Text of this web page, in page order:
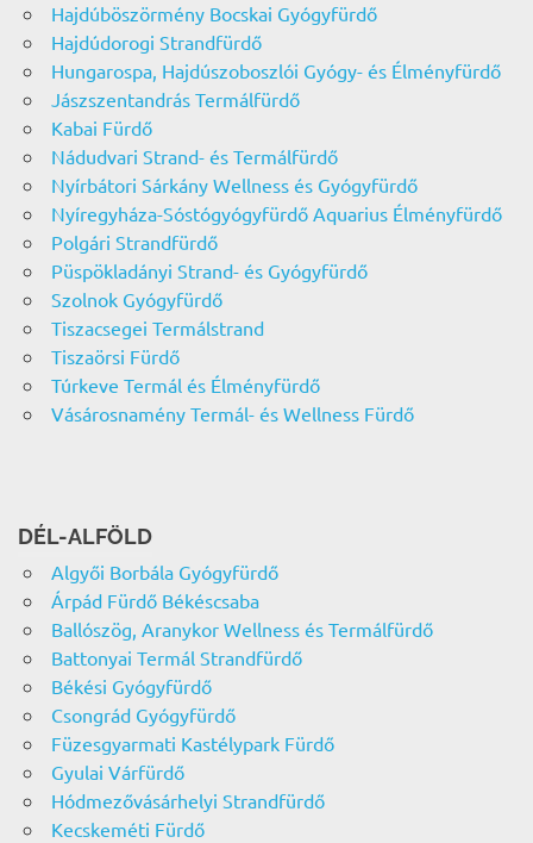
Hajdúböszörmény Bocskai Gyógyfürdő
Hajdúdorogi Strandfürdő
Hungarospa, Hajdúszoboszlói Gyógy- és Élményfürdő
Jászszentandrás Termálfürdő
Kabai Fürdő
Nádudvari Strand- és Termálfürdő
Nyírbátori Sárkány Wellness és Gyógyfürdő
Nyíregyháza-Sóstógyógyfürdő Aquarius Élményfürdő
Polgári Strandfürdő
Püspökladányi Strand- és Gyógyfürdő
Szolnok Gyógyfürdő
Tiszacsegei Termálstrand
Tiszaörsi Fürdő
Túrkeve Termál és Élményfürdő
Vásárosnamény Termál- és Wellness Fürdő
DÉL-ALFÖLD
Algyői Borbála Gyógyfürdő
Árpád Fürdő Békéscsaba
Ballószög, Aranykor Wellness és Termálfürdő
Battonyai Termál Strandfürdő
Békési Gyógyfürdő
Csongrád Gyógyfürdő
Füzesgyarmati Kastélypark Fürdő
Gyulai Várfürdő
Hódmezővásárhelyi Strandfürdő
Kecskeméti Fürdő